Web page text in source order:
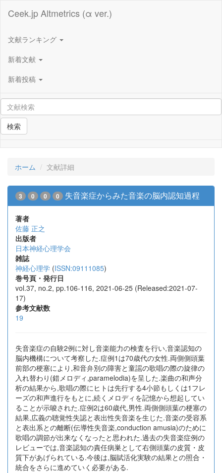
Ceek.jp Altmetrics (α ver.)
文献ランキング
新着文献
新着投稿
検索
ホーム 文献詳細
3 0 0 0 失音楽症からみた音楽の脳内認知過程
著者
佐藤 正之
出版者
日本神経心理学会
雑誌
神経心理学 (ISSN:09111085)
巻号頁・発行日
vol.37, no.2, pp.106-116, 2021-06-25 (Released:2021-07-
17)
参考文献数
19
失音楽症の自験2例に対し音楽能力の検査を行い,音楽認知の
脳内機構について考察した.症例1は70歳代の女性.両側側頭葉
前部の梗塞により,和音弁別の障害と童謡の歌唱の際の旋律の
入れ替わり(錯メロディ,paramelodia)を呈した.楽曲の和声分
析の結果から,歌唱の際にヒトは先行する4小節もしくは1フレ
ーズの和声進行をもとに,続くメロディを記憶から想起してい
ることが示唆された.症例2は60歳代,男性.両側側頭葉の梗塞の
結果,広義の聴覚性失認と表出性失音楽を生じた.音楽の受容系
と表出系との離断(伝導性失音楽,conduction amusia)のために
歌唱の調節が出来なくなったと思われた.過去の失音楽症例の
レビューでは,音楽認知の責任病巣として右側頭葉の皮質・皮
質下があげられている.今後は,脳賦活化実験の結果との照合・
統合をさらに進めていく必要がある.